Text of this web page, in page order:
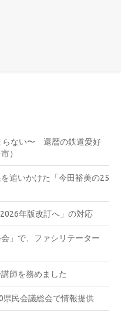
らない〜 還暦の鉄道愛好
）
追いかけた「今田裕美の25
年版改訂へ」の対応
」で、ファシリテーター
師を務めました
民会議総会で情報提供